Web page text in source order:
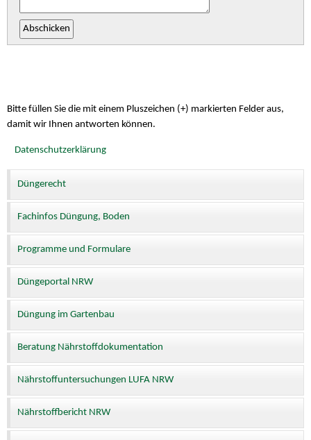
Bitte füllen Sie die mit einem Pluszeichen (+) markierten Felder aus,
damit wir Ihnen antworten können.
Datenschutzerklärung
Düngerecht
Fachinfos Düngung, Boden
Programme und Formulare
Düngeportal NRW
Düngung im Gartenbau
Beratung Nährstoffdokumentation
Nährstoffuntersuchungen LUFA NRW
Nährstoffbericht NRW